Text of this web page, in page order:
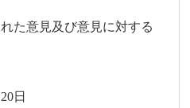
意見及び意見に対する
日